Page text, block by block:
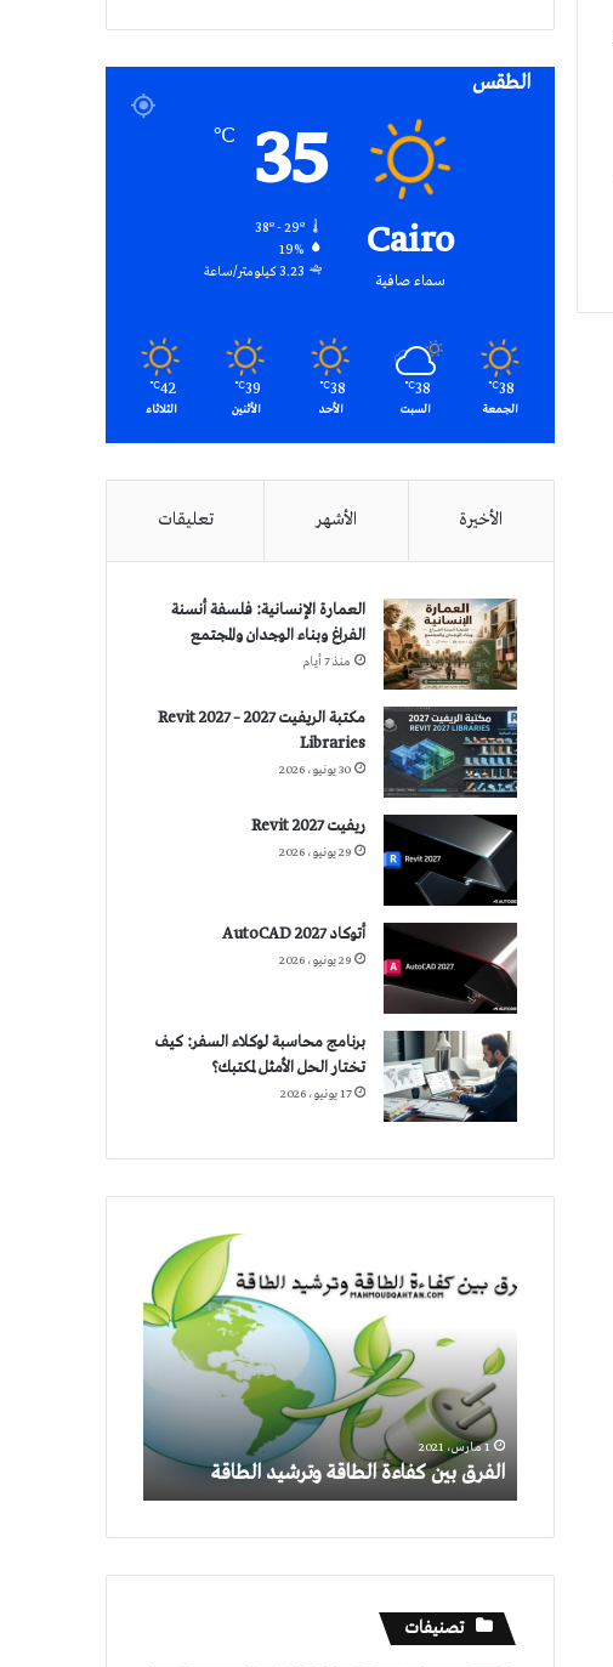
الطقس
Cairo
سماء صافية
35
℃
38º - 29º
19%
3.23 كيلومتر/ساعة
38
℃
الجمعة
38
℃
السبت
38
℃
الأحد
39
℃
الأثنين
42
℃
الثلاثاء
الأخيرة الأشهر تعليقات
العمارة الإنسانية: فلسفة أنسنة
الفراغ وبناء الوجدان والمجتمع
منذ 7 أيام
مكتبة الريفيت 2027 – Revit 2027
Libraries
30 يونيو، 2026
ريفيت 2027 Revit
29 يونيو، 2026
أتوكاد 2027 AutoCAD
29 يونيو، 2026
برنامج محاسبة لوكلاء السفر: كيف
تختار الحل الأمثل لمكتبك؟
17 يونيو، 2026
كفاءة
وترشيد
الطاقة
1 مارس، 2021
الفرق بين كفاءة الطاقة وترشيد الطاقة
تصنيفات